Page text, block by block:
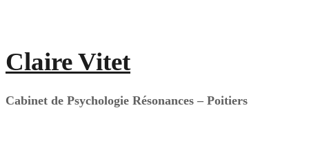
Claire Vitet
Cabinet de Psychologie Résonances – Poitiers